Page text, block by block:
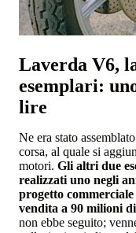
Laverda V6,
esemplari:
lire
Ne era stato
corsa, al quale si
motori. Gli altri due
realizzati uno negli
progetto
vendita a 90 milioni
non ebbe seguito;